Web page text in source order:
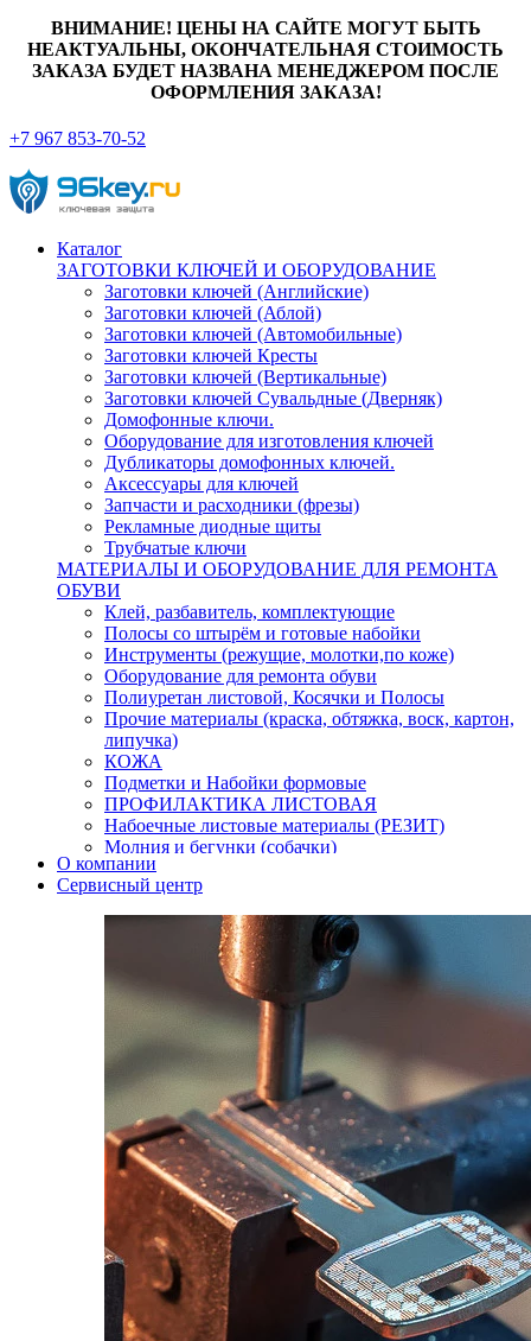
ВНИМАНИЕ! ЦЕНЫ НА САЙТЕ МОГУТ БЫТЬ
НЕАКТУАЛЬНЫ, ОКОНЧАТЕЛЬНАЯ СТОИМОСТЬ
ЗАКАЗА БУДЕТ НАЗВАНА МЕНЕДЖЕРОМ ПОСЛЕ
ОФОРМЛЕНИЯ ЗАКАЗА!
+7 967 853-70-52
Каталог
ЗАГОТОВКИ КЛЮЧЕЙ И ОБОРУДОВАНИЕ
Заготовки ключей (Английские)
Заготовки ключей (Аблой)
Заготовки ключей (Автомобильные)
Заготовки ключей Кресты
Заготовки ключей (Вертикальные)
Заготовки ключей Сувальдные (Дверняк)
Домофонные ключи.
Оборудование для изготовления ключей
Дубликаторы домофонных ключей.
Аксессуары для ключей
Запчасти и расходники (фрезы)
Рекламные диодные щиты
Трубчатые ключи
МАТЕРИАЛЫ И ОБОРУДОВАНИЕ ДЛЯ РЕМОНТА
ОБУВИ
Клей, разбавитель, комплектующие
Полосы со штырём и готовые набойки
Инструменты (режущие, молотки,по коже)
Оборудование для ремонта обуви
Полиуретан листовой, Косячки и Полосы
Прочие материалы (краска, обтяжка, воск, картон,
липучка)
КОЖА
Подметки и Набойки формовые
ПРОФИЛАКТИКА ЛИСТОВАЯ
Набоечные листовые материалы (РЕЗИТ)
Молния и бегунки (собачки)
Нитки,иглы-шило,крючки.
Уход и косметика для обуви
Кнопки (магнитые,кобурные)
Пряжки для ремня
О компании
Сервисный центр